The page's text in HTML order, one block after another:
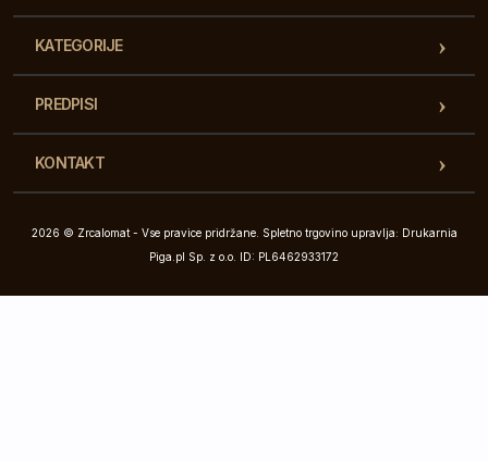
KATEGORIJE
PREDPISI
KONTAKT
2026 © Zrcalomat - Vse pravice pridržane. Spletno trgovino upravlja: Drukarnia
Piga.pl Sp. z o.o. ID: PL6462933172